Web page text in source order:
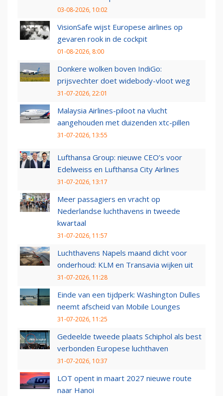
03-08-2026, 10:02
VisionSafe wijst Europese airlines op
gevaren rook in de cockpit
01-08-2026, 8:00
Donkere wolken boven IndiGo:
prijsvechter doet widebody-vloot weg
31-07-2026, 22:01
Malaysia Airlines-piloot na vlucht
aangehouden met duizenden xtc-pillen
31-07-2026, 13:55
Lufthansa Group: nieuwe CEO’s voor
Edelweiss en Lufthansa City Airlines
31-07-2026, 13:17
Meer passagiers en vracht op
Nederlandse luchthavens in tweede
kwartaal
31-07-2026, 11:57
Luchthavens Napels maand dicht voor
onderhoud: KLM en Transavia wijken uit
31-07-2026, 11:28
Einde van een tijdperk: Washington Dulles
neemt afscheid van Mobile Lounges
31-07-2026, 11:25
Gedeelde tweede plaats Schiphol als best
verbonden Europese luchthaven
31-07-2026, 10:37
LOT opent in maart 2027 nieuwe route
naar Hanoi